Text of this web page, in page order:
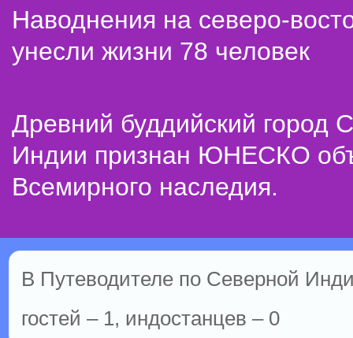
Наводнения на северо-
унесли жизни 78 человек
Древний буддийский город
Индии признан ЮНЕСКО
Всемирного наследия.
В Путеводителе по Северной
гостей – 1, индостанцев – 0